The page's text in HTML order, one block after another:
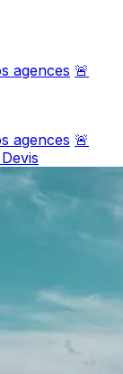
agences 🚨
agences 🚨